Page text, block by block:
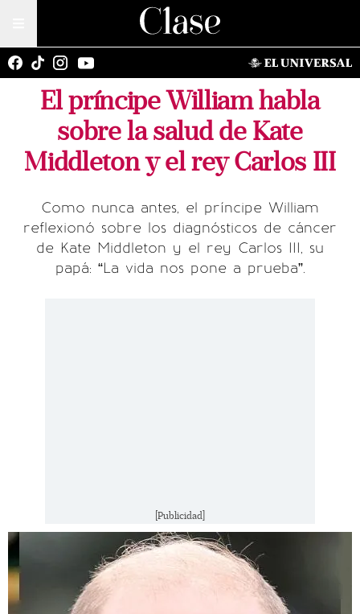
El príncipe William habla
sobre la salud de Kate
Middleton y el rey Carlos III
Como nunca antes, el príncipe William
reflexionó sobre los diagnósticos de cáncer
de Kate Middleton y el rey Carlos III, su
papá: “La vida nos pone a prueba”.
[Publicidad]